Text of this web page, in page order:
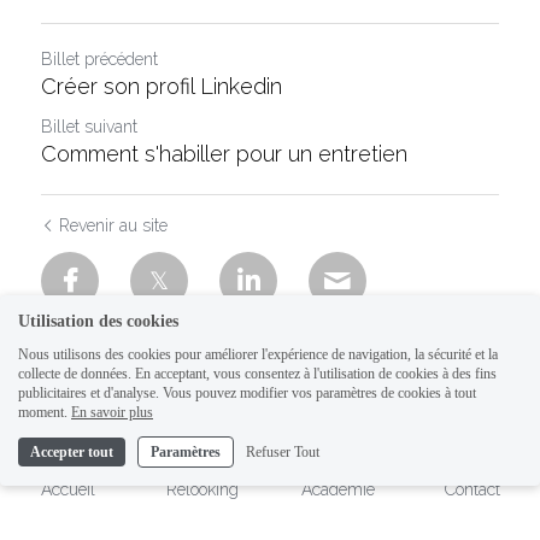
Billet précédent
Créer son profil Linkedin
Billet suivant
Comment s'habiller pour un entretien
Revenir au site
Accueil Relooking Académie Contact
Utilisation des cookies
Nous utilisons des cookies pour améliorer l'expérience de navigation, la sécurité et la
collecte de données. En acceptant, vous consentez à l'utilisation de cookies à des fins
publicitaires et d'analyse. Vous pouvez modifier vos paramètres de cookies à tout
moment. En savoir plus
Accepter tout Paramètres Refuser Tout